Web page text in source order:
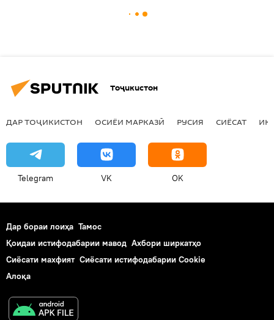
Тоҷикистон
ДАР ТОҶИКИСТОН ОСИЁИ МАРКАЗӢ РУСИЯ СИЁСАТ
Telegram VK OK
Дар бораи лоиҳа Тамос
Қоидаи истифодабарии мавод Ахбори ширкатҳо
Сиёсати махфият Сиёсати истифодабарии Cookie
Алоқа